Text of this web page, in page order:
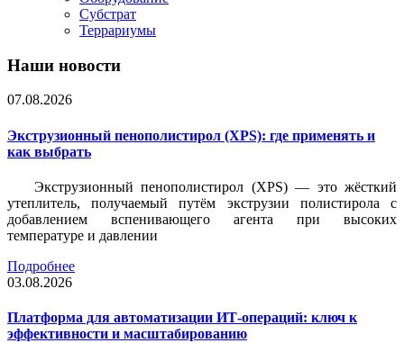
Субстрат
Террариумы
Наши новости
07.08.2026
Экструзионный пенополистирол (XPS): где применять и
как выбрать
Экструзионный пенополистирол (XPS) — это жёсткий
утеплитель, получаемый путём экструзии полистирола с
добавлением вспенивающего агента при высоких
температуре и давлении
Подробнее
03.08.2026
Платформа для автоматизации ИТ-операций: ключ к
эффективности и масштабированию